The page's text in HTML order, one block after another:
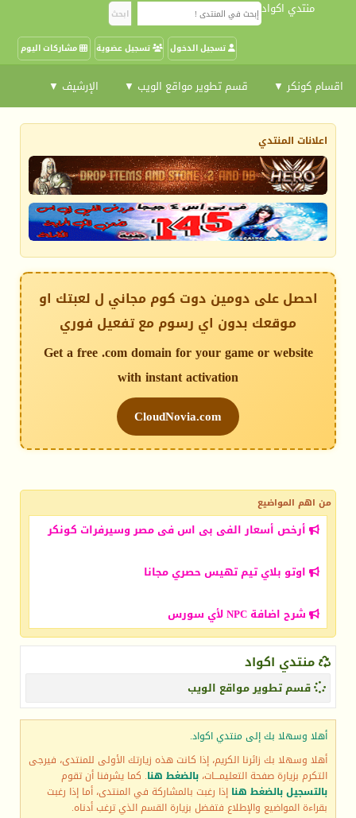
منتدي اكواد
مشاركات اليوم تسجيل عضوية تسجيل الدخول
اقسام كونكر ▼ قسم تطوير مواقع الويب ▼ الإرشيف ▼
اعلانات المنتدي
احصل على دومين دوت كوم مجاني ل لعبتك او
موقعك بدون اي رسوم مع تفعيل فوري
Get a free .com domain for your game or website
with instant activation
CloudNovia.com
من اهم المواضيع
أرخص أسعار الفى بى اس فى مصر وسيرفرات كونكر
اوتو بلاي تيم تهيس حصري مجانا
شرح اضافة NPC لأي سورس
منتدي اكواد
قسم تطوير مواقع الويب
أهلا وسهلا بك إلى منتدي اكواد.
أهلا وسهلا بك زائرنا الكريم، إذا كانت هذه زيارتك الأولى للمنتدى، فيرجى
التكرم بزيارة صفحة التعليمـــات، بالضغط هنا. كما يشرفنا أن تقوم
بالتسجيل بالضغط هنا إذا رغبت بالمشاركة في المنتدى، أما إذا رغبت
بقراءة المواضيع والإطلاع فتفضل بزيارة القسم الذي ترغب أدناه.